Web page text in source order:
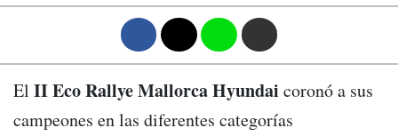
El II Eco Rallye Mallorca Hyundai coronó a sus
campeones en las diferentes categorías